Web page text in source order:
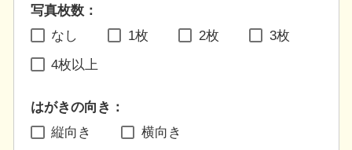
写真枚数：
なし
1枚 2枚 3枚
4枚以上
はがきの向き：
縦向き
横向き